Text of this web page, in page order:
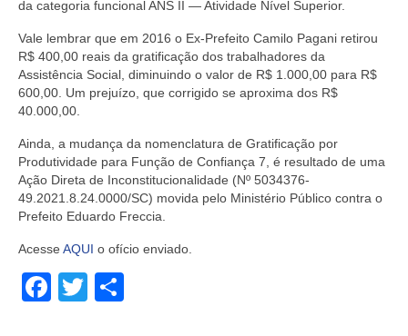
da categoria funcional ANS II — Atividade Nível Superior.
Vale lembrar que em 2016 o Ex-Prefeito Camilo Pagani retirou
R$ 400,00 reais da gratificação dos trabalhadores da
Assistência Social, diminuindo o valor de R$ 1.000,00 para R$
600,00. Um prejuízo, que corrigido se aproxima dos R$
40.000,00.
Ainda, a mudança da nomenclatura de Gratificação por
Produtividade para Função de Confiança 7, é resultado de uma
Ação Direta de Inconstitucionalidade (Nº 5034376-
49.2021.8.24.0000/SC) movida pelo Ministério Público contra o
Prefeito Eduardo Freccia.
Acesse AQUI o ofício enviado.
Facebook
Twitter